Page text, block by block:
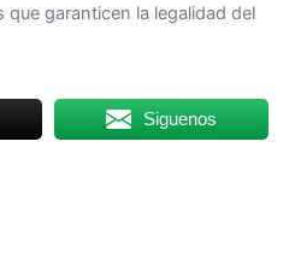
garanticen la legalidad del
Siguenos